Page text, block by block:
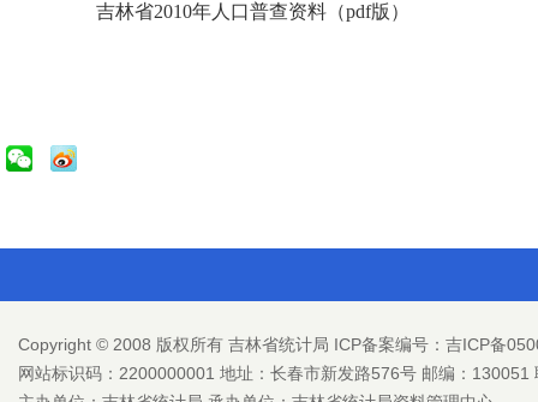
吉林省2010年人口普查资料（pdf版）